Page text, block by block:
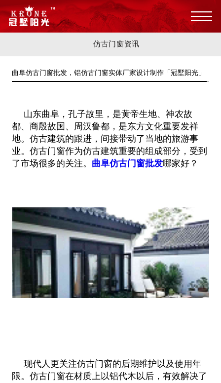
仿古门窗资讯
曲阜仿古门窗批发，铝仿古门窗实体厂家设计制作「冠墅阳光」
山东曲阜，孔子故里，是黄帝生地、神农故
都、商殷故国、周汉鲁都，是东方文化重要发祥
地。仿古建筑的跟进，间接带动了当地的旅游事
业。仿古门窗作为仿古建筑重要的组成部分，受到
了市场很多的关注。 曲阜仿古门窗批发哪家好？
现代人更关注仿古门窗的后期维护以及使用年
限。仿古门窗在材质上以铝代木以后，有效解决了